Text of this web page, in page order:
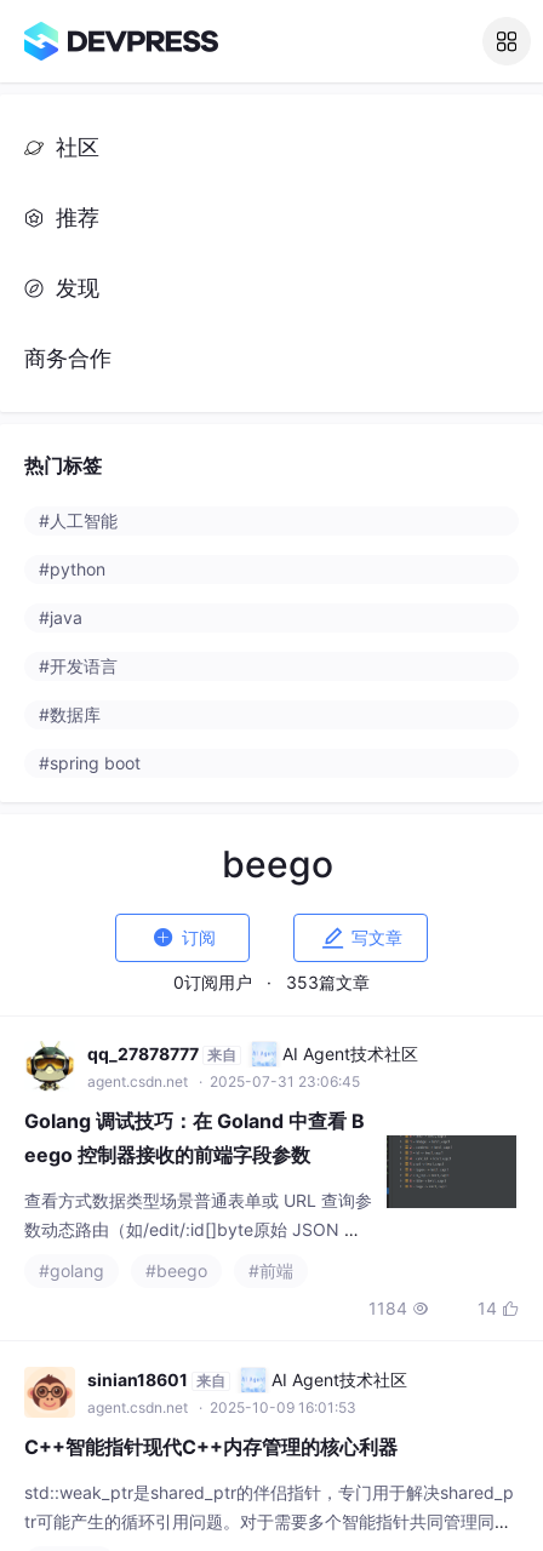
社区
推荐
发现
商务合作
热门标签
#人工智能
#python
#java
#开发语言
#数据库
#spring boot
beego
 订阅  写文章
0订阅用户 · 353篇文章
qq_27878777 来自 AI Agent技术社区
agent.csdn.net · 2025-07-31 23:06:45
Golang 调试技巧：在 Goland 中查看 B
eego 控制器接收的前端字段参数
查看方式数据类型场景普通表单或 URL 查询参
数动态路由（如/edit/:id[]byte原始 JSON 请
求体string单个字段调试（Evaluate 表达式）
通过合理使用 Goland 断点和查看控制器中c的
发效率的重要技巧。在IDE 中 断点到任意 c 位
置，使用求值表达式即可 求出表单中所有提交
的值。
#golang #beego
#前端
1184  14 
sinian18601 来自 AI Agent技术社区
agent.csdn.net · 2025-10-09 16:01:53
C++智能指针现代C++内存管理的核心利器
std::weak_ptr是shared_ptr的伴侣指针，专门用于解决shared_p
tr可能产生的循环引用问题。对于需要多个智能指针共同管理同一